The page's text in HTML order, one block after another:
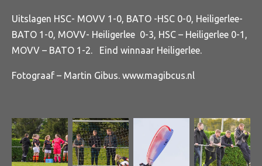
Uitslagen HSC- MOVV 1-0, BATO -HSC 0-0, Heiligerlee-
BATO 1-0, MOVV- Heiligerlee 0-3, HSC – Heiligerlee 0-1,
MOVV – BATO 1-2. Eind winnaar Heiligerlee.
Fotograaf – Martin Gibus. www.magibcus.nl